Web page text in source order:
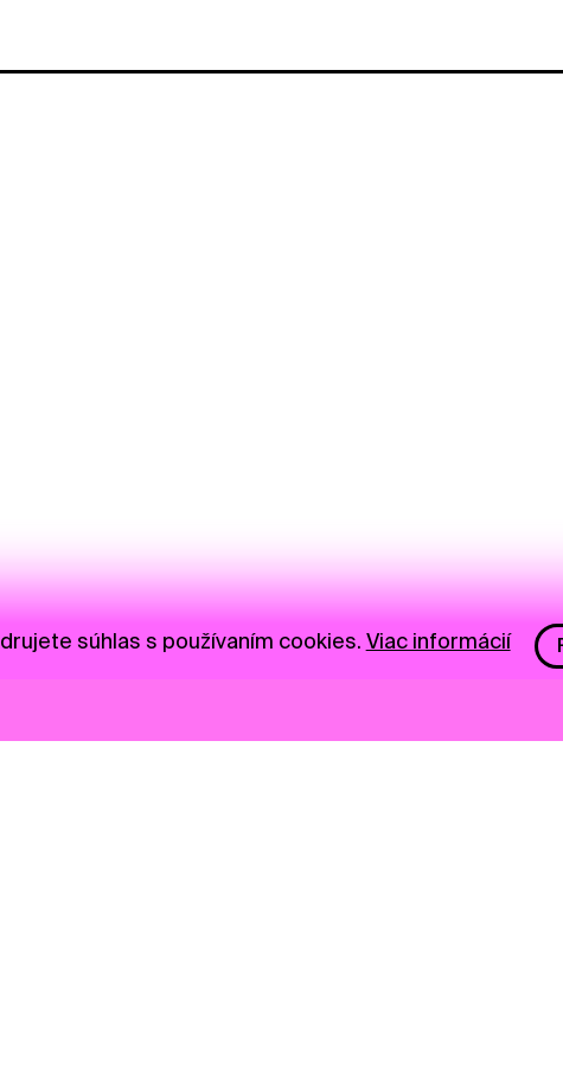
súhlas s používaním cookies. Viac informácií